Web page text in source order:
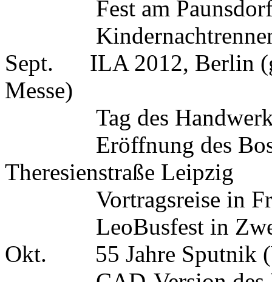
Fest am Paunsdorf-
Sept. ILA 2012, Berlin
Messe)
Tag des Handwerks
Eröffnung des
Theresienstraße Leipzig
Vortragsreise in
LeoBusfest in
Okt. 55 Jahre Sputnik